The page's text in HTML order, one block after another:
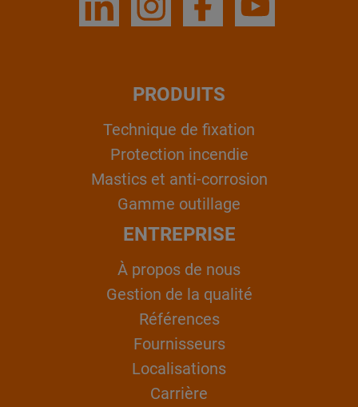
PRODUITS
Technique de fixation
Protection incendie
Mastics et anti-corrosion
Gamme outillage
ENTREPRISE
À propos de nous
Gestion de la qualité
Références
Fournisseurs
Localisations
Carrière